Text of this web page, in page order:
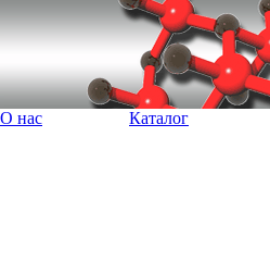
О нас Каталог